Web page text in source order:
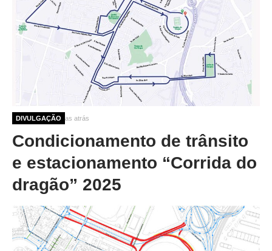
DIVULGAÇÃO
9 meses 2 semanas atrás
Condicionamento de trânsito
e estacionamento “Corrida do
dragão” 2025